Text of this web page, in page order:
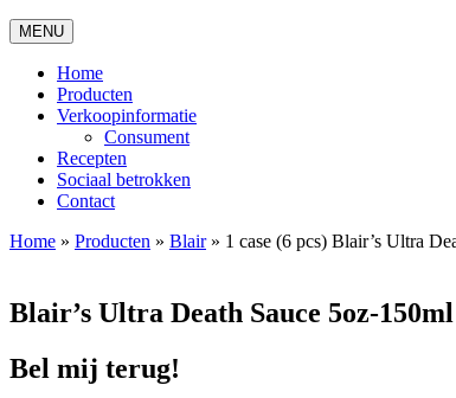
MENU
Home
Producten
Verkoopinformatie
Consument
Recepten
Sociaal betrokken
Contact
Home » Producten » Blair» 1 case (6 pcs) Blair’s Ultra
Blair’s Ultra Death Sauce 5oz-150ml
Bel mij terug!